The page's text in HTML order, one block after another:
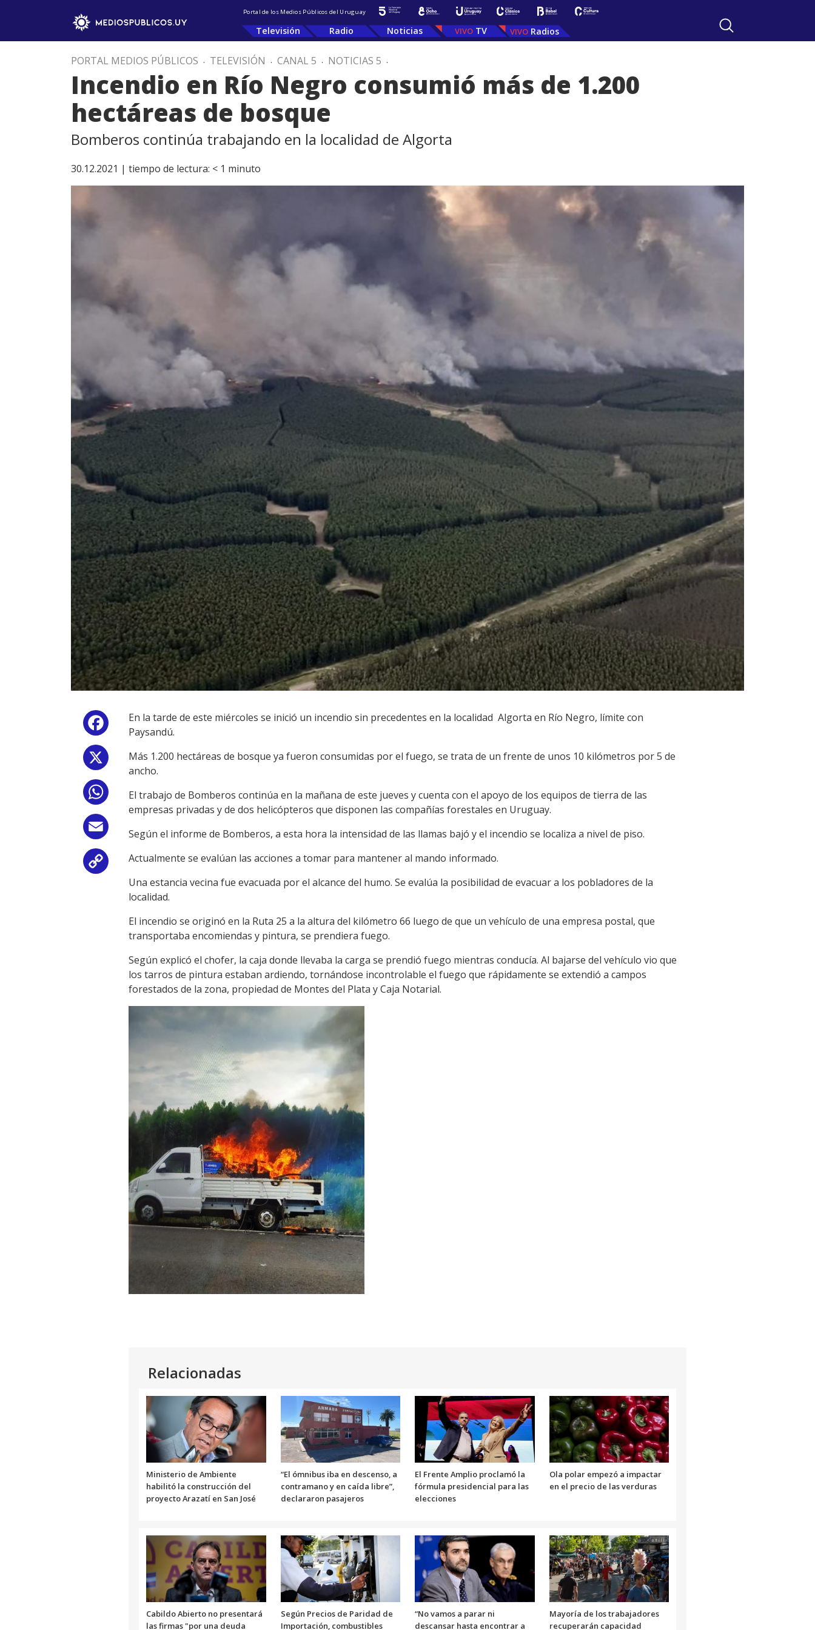
Portal de los Medios Públicos del Uruguay
Televisión Radio Noticias TV Radios
PORTAL MEDIOS PÚBLICOS . TELEVISIÓN . CANAL 5 . NOTICIAS 5 .
Incendio en Río Negro consumió más de 1.200
hectáreas de bosque
Bomberos continúa trabajando en la localidad de Algorta
30.12.2021 | tiempo de lectura: < 1 minuto
Facebook
WhatsApp
Email
Copy
Link
En la tarde de este miércoles se inició un incendio sin precedentes en la localidad Algorta en Río Negro, límite con
Paysandú.
Más 1.200 hectáreas de bosque ya fueron consumidas por el fuego, se trata de un frente de unos 10 kilómetros por 5 de
ancho.
El trabajo de Bomberos continúa en la mañana de este jueves y cuenta con el apoyo de los equipos de tierra de las
empresas privadas y de dos helicópteros que disponen las compañías forestales en Uruguay.
Según el informe de Bomberos, a esta hora la intensidad de las llamas bajó y el incendio se localiza a nivel de piso.
Actualmente se evalúan las acciones a tomar para mantener al mando informado.
Una estancia vecina fue evacuada por el alcance del humo. Se evalúa la posibilidad de evacuar a los pobladores de la
localidad.
El incendio se originó en la Ruta 25 a la altura del kilómetro 66 luego de que un vehículo de una empresa postal, que
transportaba encomiendas y pintura, se prendiera fuego.
Según explicó el chofer, la caja donde llevaba la carga se prendió fuego mientras conducía. Al bajarse del vehículo vio que
los tarros de pintura estaban ardiendo, tornándose incontrolable el fuego que rápidamente se extendió a campos
forestados de la zona, propiedad de Montes del Plata y Caja Notarial.
Relacionadas
Ministerio de Ambiente
habilitó la construcción del
proyecto Arazatí en San José
“El ómnibus iba en descenso, a
contramano y en caída libre”,
declararon pasajeros
El Frente Amplio proclamó la
fórmula presidencial para las
elecciones
Ola polar empezó a impactar
en el precio de las verduras
Cabildo Abierto no presentará
las firmas "por una deuda
Según Precios de Paridad de
Importación, combustibles
“No vamos a parar ni
descansar hasta encontrar a
Mayoría de los trabajadores
recuperarán capacidad